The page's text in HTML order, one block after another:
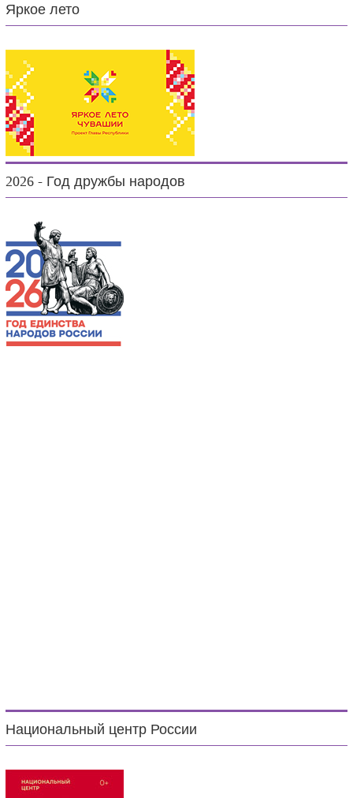
Яркое лето
2026 - Год дружбы народов
Национальный центр России